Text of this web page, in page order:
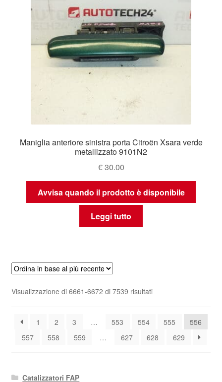
Maniglia anteriore sinistra porta Citroën Xsara verde
metallizzato 9101N2
€30.00
Avvisa quando il prodotto è disponibile
Leggi tutto
Visualizzazione di 6661-6672 di 7539 risultatiOrdina
più
1 2 3 … 553 554 555
556
557
558 559 … 627 628 629
Catalizzatori FAP